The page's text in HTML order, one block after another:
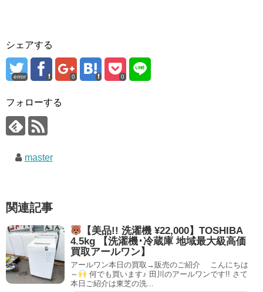
シェアする
error 0 0
フォローする
master
関連記事
【美品!! 洗濯機 ¥22,000】TOSHIBA
4.5kg 【洗濯機･冷蔵庫 地域最大級高価
買取アールワン】
アールワン本日の買取→販売のご紹介 こんにちは
～
何でも買います♪ 田川のアールワンです!! さて
本日ご紹介は東芝の洗...